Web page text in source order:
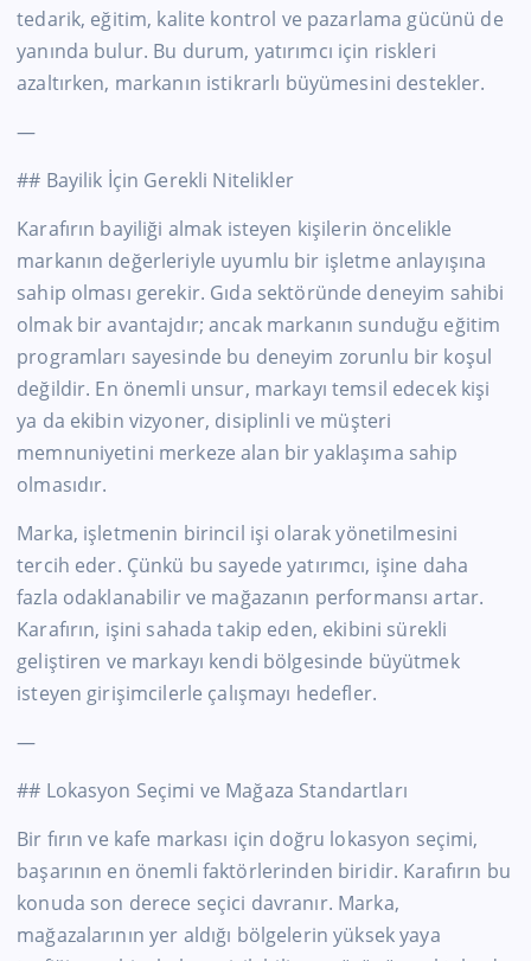
tedarik, eğitim, kalite kontrol ve pazarlama gücünü de
yanında bulur. Bu durum, yatırımcı için riskleri
azaltırken, markanın istikrarlı büyümesini destekler.
—
## Bayilik İçin Gerekli Nitelikler
Karafırın bayiliği almak isteyen kişilerin öncelikle
markanın değerleriyle uyumlu bir işletme anlayışına
sahip olması gerekir. Gıda sektöründe deneyim sahibi
olmak bir avantajdır; ancak markanın sunduğu eğitim
programları sayesinde bu deneyim zorunlu bir koşul
değildir. En önemli unsur, markayı temsil edecek kişi
ya da ekibin vizyoner, disiplinli ve müşteri
memnuniyetini merkeze alan bir yaklaşıma sahip
olmasıdır.
Marka, işletmenin birincil işi olarak yönetilmesini
tercih eder. Çünkü bu sayede yatırımcı, işine daha
fazla odaklanabilir ve mağazanın performansı artar.
Karafırın, işini sahada takip eden, ekibini sürekli
geliştiren ve markayı kendi bölgesinde büyütmek
isteyen girişimcilerle çalışmayı hedefler.
—
## Lokasyon Seçimi ve Mağaza Standartları
Bir fırın ve kafe markası için doğru lokasyon seçimi,
başarının en önemli faktörlerinden biridir. Karafırın bu
konuda son derece seçici davranır. Marka,
mağazalarının yer aldığı bölgelerin yüksek yaya